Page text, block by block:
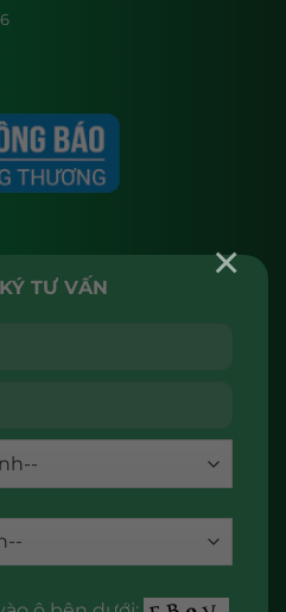
×
TƯ VẤN